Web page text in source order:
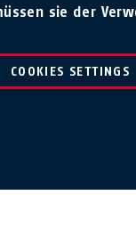
sie der
COOKIES SETTINGS